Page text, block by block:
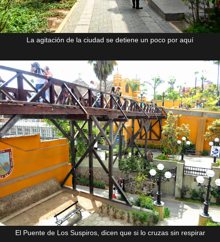
La agitación de la ciudad se detiene un poco por aquí
El Puente de Los Suspiros, dicen que si lo cruzas sin respirar